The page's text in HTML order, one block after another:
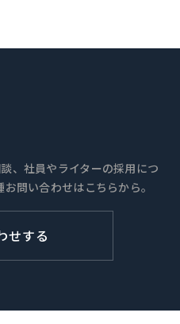
、社員やライターの採用につ
問い合わせはこちらから。
せする